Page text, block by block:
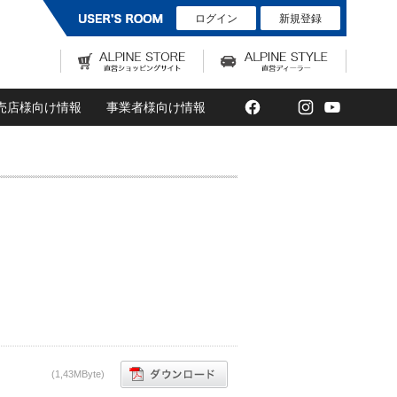
ログイン 新規登録
店様向け情報 事業者様向け情報 Facebook
TwitterInstagram
(1,43MByte)